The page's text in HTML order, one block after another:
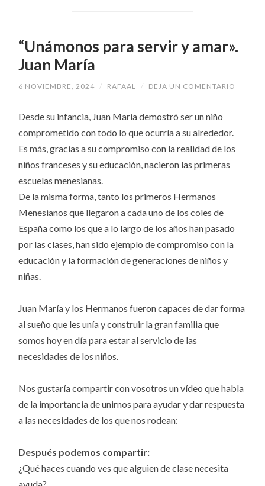
“Unámonos para servir y amar».
Juan María
6 NOVIEMBRE, 2024 / RAFAAL / DEJA UN COMENTARIO
Desde su infancia, Juan María demostró ser un niño
comprometido con todo lo que ocurría a su alrededor.
Es más, gracias a su compromiso con la realidad de los
niños franceses y su educación, nacieron las primeras
escuelas menesianas.
De la misma forma, tanto los primeros Hermanos
Menesianos que llegaron a cada uno de los coles de
España como los que a lo largo de los años han pasado
por las clases, han sido ejemplo de compromiso con la
educación y la formación de generaciones de niños y
niñas.
Juan María y los Hermanos fueron capaces de dar forma
al sueño que les unía y construir la gran familia que
somos hoy en día para estar al servicio de las
necesidades de los niños.
Nos gustaría compartir con vosotros un vídeo que habla
de la importancia de unirnos para ayudar y dar respuesta
a las necesidades de los que nos rodean:
Después podemos compartir:
¿Qué haces cuando ves que alguien de clase necesita